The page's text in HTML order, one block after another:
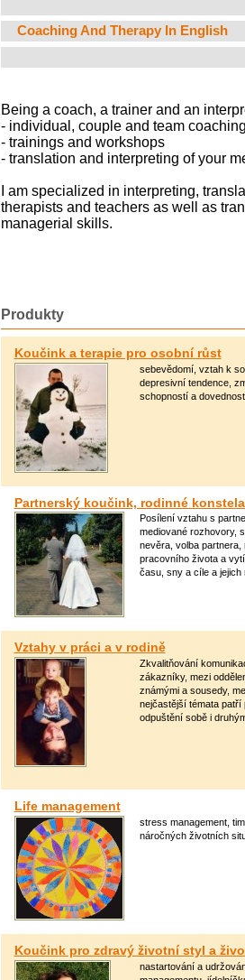
Coaching And Therapy In English
Being a coach, a trainer and an
- individual, couple and team coaching
- trainings and workshops
- translation and interpreting of your
I am specialized in interpreting,
therapists and teachers as well as
managerial skills.
Produkty
Koučink a terapie pro osobní růst
sebevědomí, vztah k
depresivní tendence,
schopností a
Partnerský koučink, rodinné
Posílení vztahu s
mediované rozhovory,
nevěra, volba
pracovního života a
času, sny a cíle a jejich
Vztahy v práci a v rodině
Zkvalitňování
zákazníky, mezi
známými a sousedy,
nejčastější témata patří
odpuštění sobě i
Life management
stress management,
náročných životních
Koučink pro zdravý životní styl a
nastartování a